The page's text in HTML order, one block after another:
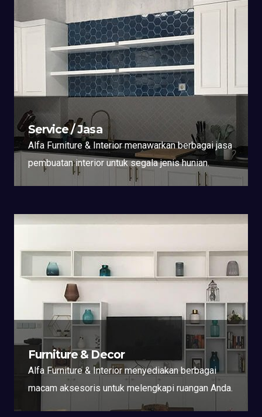
Service / Jasa
Alfa Furniture & Interior menawarkan berbagai jasa
pembuatan interior untuk segala jenis hunian.
Furniture & Decor
Alfa Furniture & Interior menyediakan berbagai
macam aksesoris untuk melengkapi ruangan Anda.